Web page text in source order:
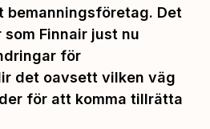
bemanningsföretag. Det
Finnair just nu
för
det oavsett vilken väg
för att komma tillrätta